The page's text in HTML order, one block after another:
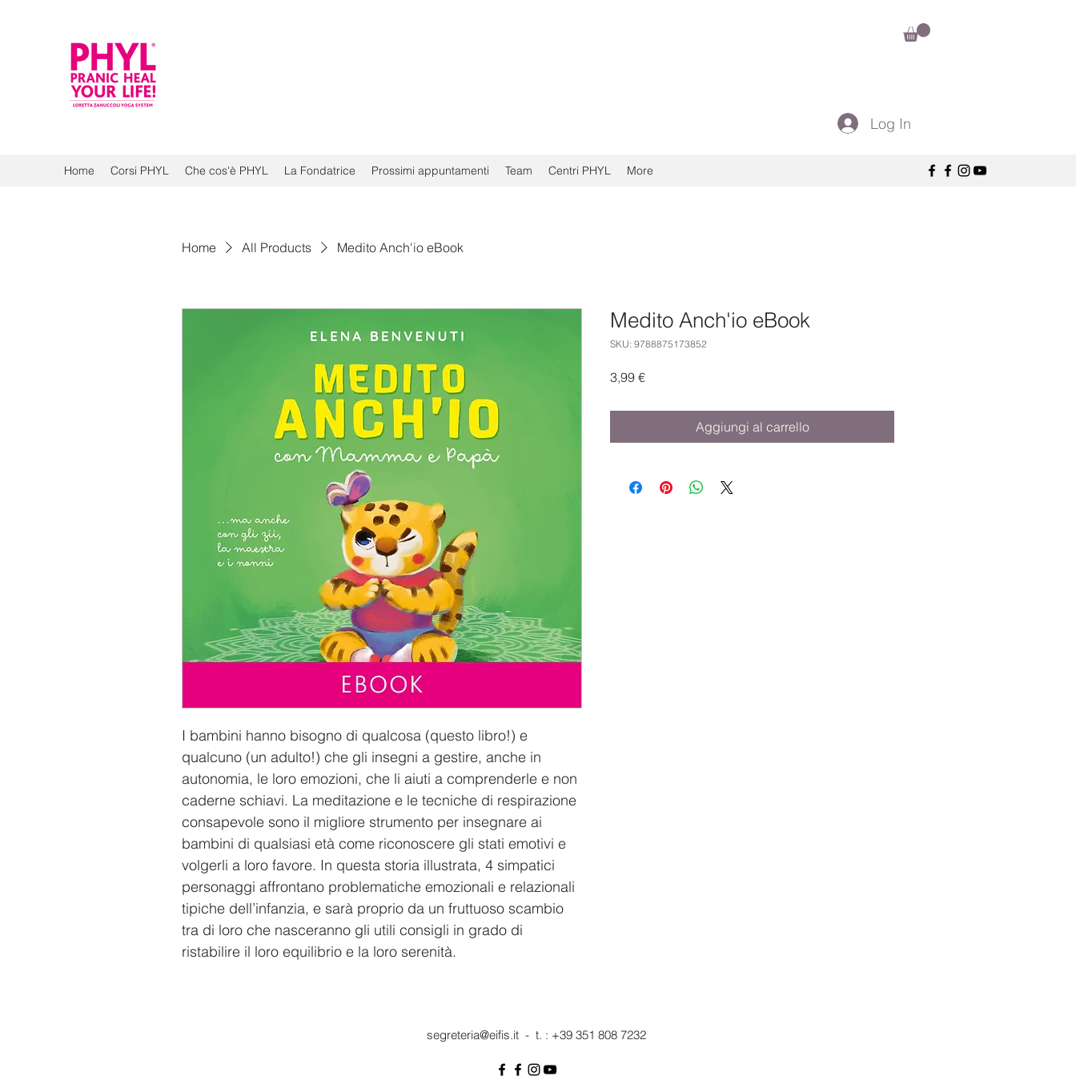
Home Corsi PHYL Che cos'è PHYL La Fondatrice Prossimi appuntamenti Team Centri PHYL More
Log In
Home All Products Medito Anch'io eBook
I bambini hanno bisogno di qualcosa (questo libro!) e
qualcuno (un adulto!) che gli insegni a gestire, anche in
autonomia, le loro emozioni, che li aiuti a comprenderle e non
caderne schiavi. La meditazione e le tecniche di respirazione
consapevole sono il migliore strumento per insegnare ai
bambini di qualsiasi età come riconoscere gli stati emotivi e
volgerli a loro favore. In questa storia illustrata, 4 simpatici
personaggi affrontano problematiche emozionali e relazionali
tipiche dell’infanzia, e sarà proprio da un fruttuoso scambio
tra di loro che nasceranno gli utili consigli in grado di
ristabilire il loro equilibrio e la loro serenità.
Medito Anch'io eBook
SKU: 9788875173852
3,99 €Prezzo
Aggiungi al carrello
segreteria@eifis.it- t. : +39 351 808 7232